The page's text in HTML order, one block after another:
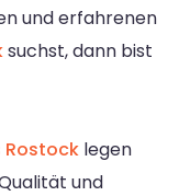
und erfahrenen
suchst, dann bist
Rostock legen
und